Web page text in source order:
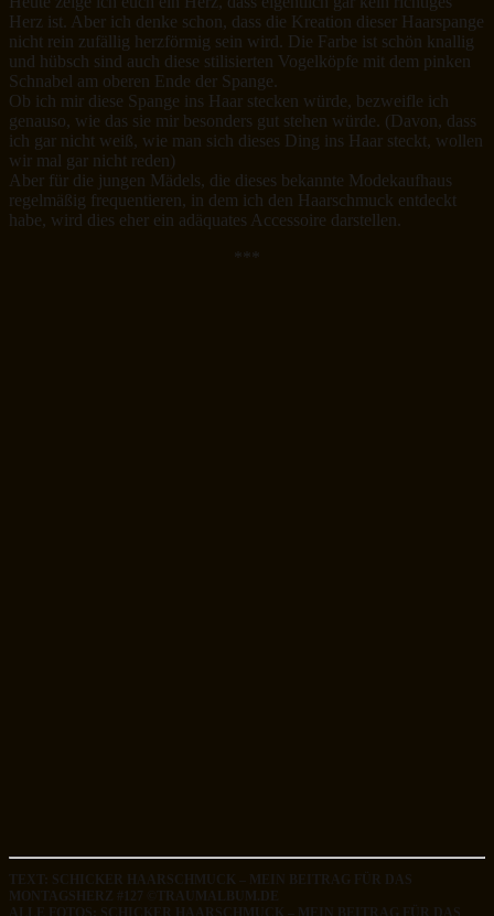
Herz ist. Aber ich denke schon, dass die Kreation dieser Haarspange
nicht rein zufällig herzförmig sein wird. Die Farbe ist schön knallig
und hübsch sind auch diese stilisierten Vogelköpfe mit dem pinken
Schnabel am oberen Ende der Spange.
Ob ich mir diese Spange ins Haar stecken würde, bezweifle ich
genauso, wie das sie mir besonders gut stehen würde. (Davon, dass
ich gar nicht weiß, wie man sich dieses Ding ins Haar steckt, wollen
wir mal gar nicht reden)
Aber für die jungen Mädels, die dieses bekannte Modekaufhaus
regelmäßig frequentieren, in dem ich den Haarschmuck entdeckt
habe, wird dies eher ein adäquates Accessoire darstellen.
***
TEXT: SCHICKER HAARSCHMUCK – MEIN BEITRAG FÜR DAS
MONTAGSHERZ #127 ©TRAUMALBUM.DE
ALLE FOTOS: SCHICKER HAARSCHMUCK – MEIN BEITRAG FÜR DAS